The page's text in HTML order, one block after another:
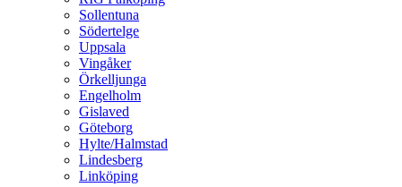
Sollentuna
Södertelge
Uppsala
Vingåker
Örkelljunga
Engelholm
Gislaved
Göteborg
Hylte/Halmstad
Lindesberg
Linköping